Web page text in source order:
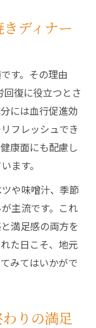
ディナー
す。その理由
復に役立つとさ
には血行促進効
フレッシュでき
康面にも配慮し
ます。
や味噌汁、季節
主流です。これ
満足感の両方を
た日こそ、地元
みてはいかがで
りの満足